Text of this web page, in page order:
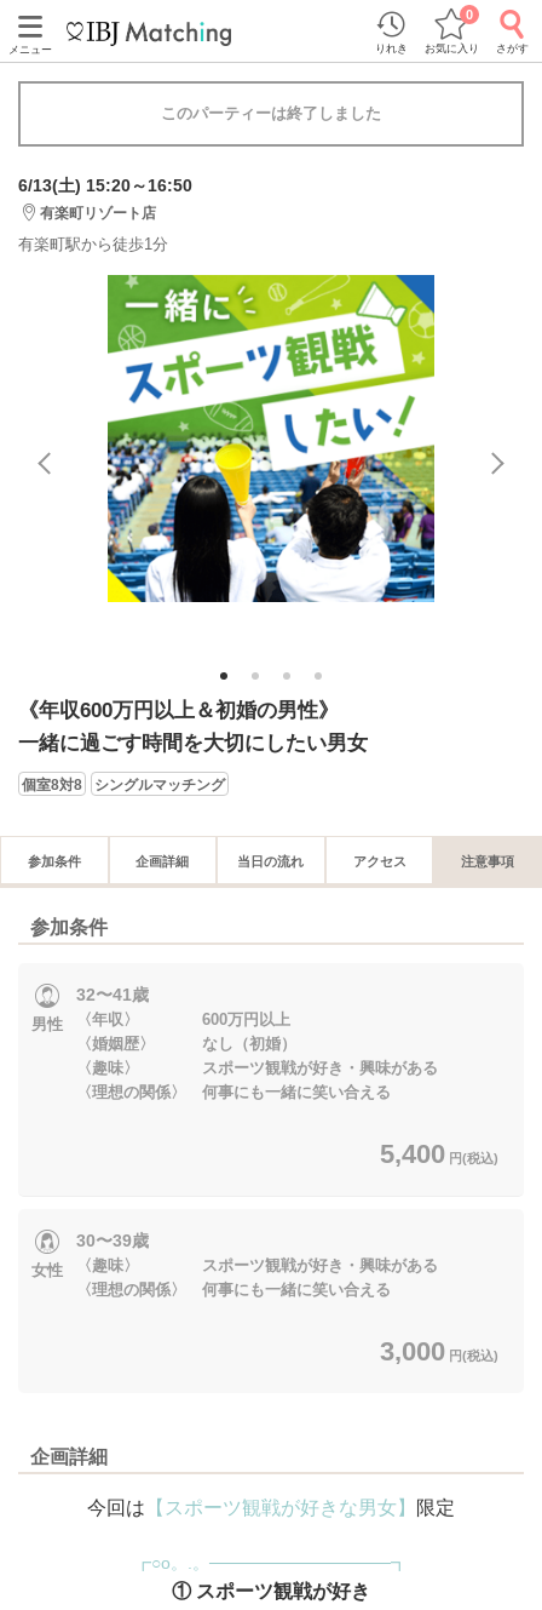
メニュー りれき お気に入り
0
さがす
このパーティーは終了しました
6/13(土) 15:20～16:50
有楽町リゾート店
有楽町駅から徒歩1分
1 2 3 4
《年収600万円以上＆初婚の男性》
一緒に過ごす時間を大切にしたい男女
個室8対8 シングルマッチング
参加条件 企画詳細 当日の流れ アクセス 注意事項
参加条件
男性
32〜41歳
〈年収〉 600万円以上
〈婚姻歴〉 なし（初婚）
〈趣味〉 スポーツ観戦が好き・興味がある
〈理想の関係〉 何事にも一緒に笑い合える
5,400 円(税込)
女性
30〜39歳
〈趣味〉 スポーツ観戦が好き・興味がある
〈理想の関係〉 何事にも一緒に笑い合える
3,000 円(税込)
企画詳細
今回は 【スポーツ観戦が好きな男女】 限定
┏○o。.。───────────────┓
① スポーツ観戦が好き